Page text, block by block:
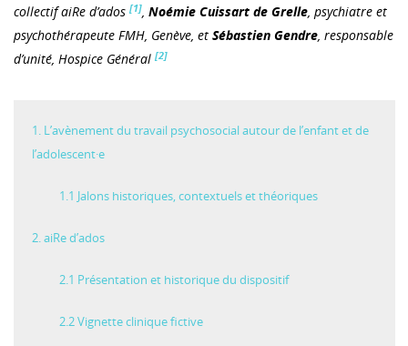
collectif aiRe d’ados [1], Noémie Cuissart de Grelle, psychiatre et
psychothérapeute FMH, Genève, et Sébastien Gendre, responsable
d’unité, Hospice Général [2]
1. L’avènement du travail psychosocial autour de l’enfant et de
l’adolescent·e
1.1 Jalons historiques, contextuels et théoriques
2. aiRe d’ados
2.1 Présentation et historique du dispositif
2.2 Vignette clinique fictive